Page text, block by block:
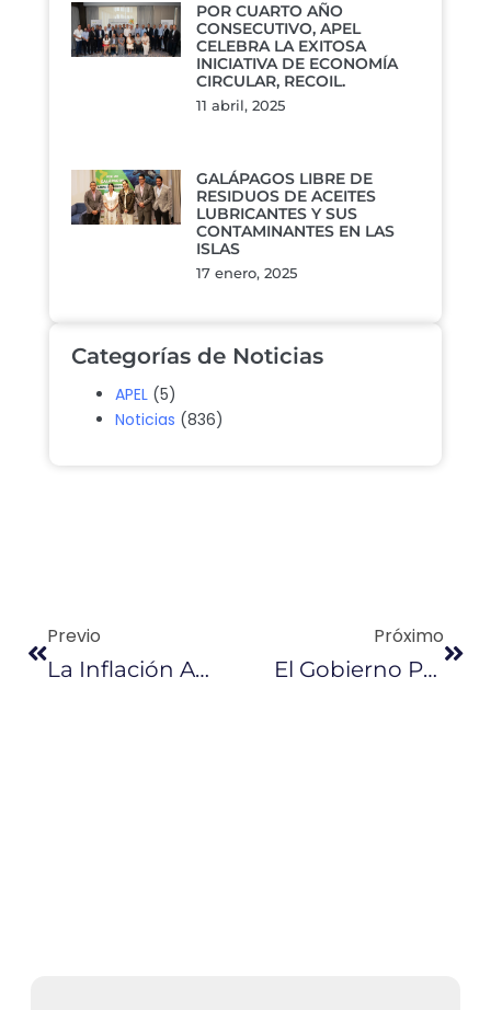
POR CUARTO AÑO
CONSECUTIVO, APEL
CELEBRA LA EXITOSA
INICIATIVA DE ECONOMÍA
CIRCULAR, RECOIL.
11 abril, 2025
GALÁPAGOS LIBRE DE
RESIDUOS DE ACEITES
LUBRICANTES Y SUS
CONTAMINANTES EN LAS
ISLAS
17 enero, 2025
Categorías de Noticias
APEL (5)
Noticias (836)
Previo
La Inflación Anual Deja El Signo Negativo
Próximo
El Gobierno Poda Trámites Para Sectores Productivos